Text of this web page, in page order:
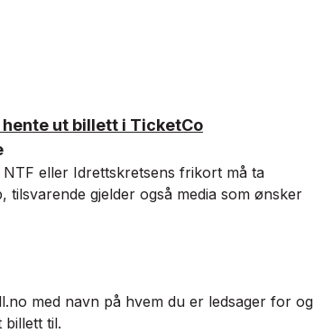
ut billett i TicketCo
eller Idrettskretsens frikort må ta
gjelder også media som ønsker
med navn på hvem du er ledsager for og
billett til.